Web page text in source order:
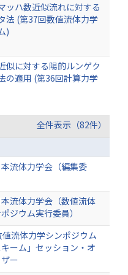
ッハ数近似流れに対する
法 (第37回数値流体力学
)
似に対する陽的ルンゲク
の適用 (第36回計算力学
全件表示（82件）
本流体力学会（編集委
本流体力学会（数値流体
ジウム実行委員）
流体力学シンポジウム
キーム」セッション・オ
ー